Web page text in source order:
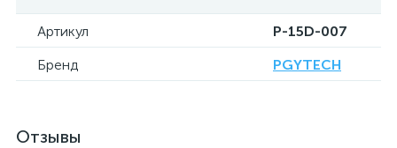
Артикул
P-15D-007
Бренд
PGYTECH
Отзывы